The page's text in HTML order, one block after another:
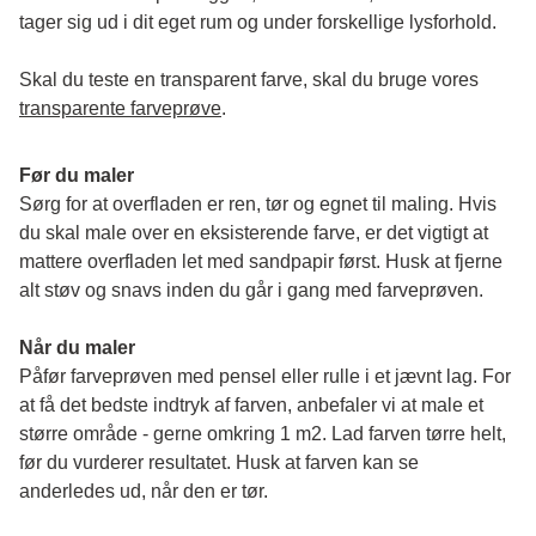
tager sig ud i dit eget rum og under forskellige lysforhold.
transparente farveprøve.
Før du maler
Sørg for at overfladen er ren, tør og egnet til maling. Hvis
du skal male over en eksisterende farve, er det vigtigt at
mattere overfladen let med sandpapir først. Husk at fjerne
alt støv og snavs inden du går i gang med farveprøven.
Når du maler
Påfør farveprøven med pensel eller rulle i et jævnt lag. For
at få det bedste indtryk af farven, anbefaler vi at male et
større område - gerne omkring 1 m2. Lad farven tørre helt,
før du vurderer resultatet. Husk at farven kan se
anderledes ud, når den er tør.